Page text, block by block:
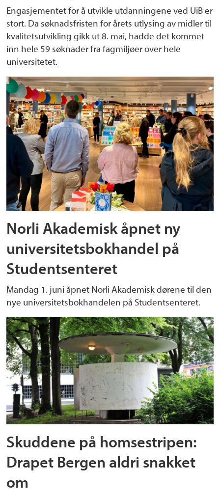
Engasjementet for å utvikle utdanningene ved UiB er
stort. Da søknadsfristen for årets utlysing av midler til
kvalitetsutvikling gikk ut 8. mai, hadde det kommet
inn hele 59 søknader fra fagmiljøer over hele
universitetet.
Norli Akademisk åpnet ny
universitetsbokhandel på
Studentsenteret
Mandag 1. juni åpnet Norli Akademisk dørene til den
nye universitetsbokhandelen på Studentsenteret.
Skuddene på homsestripen:
Drapet Bergen aldri snakket
om